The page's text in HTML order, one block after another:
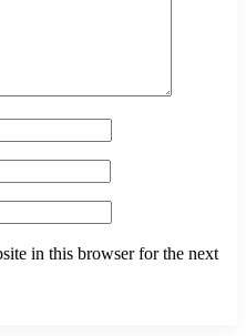
in this browser for the next